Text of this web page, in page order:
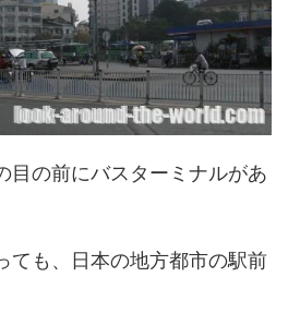
目の前にバスターミナルがあ
ても、日本の地方都市の駅前